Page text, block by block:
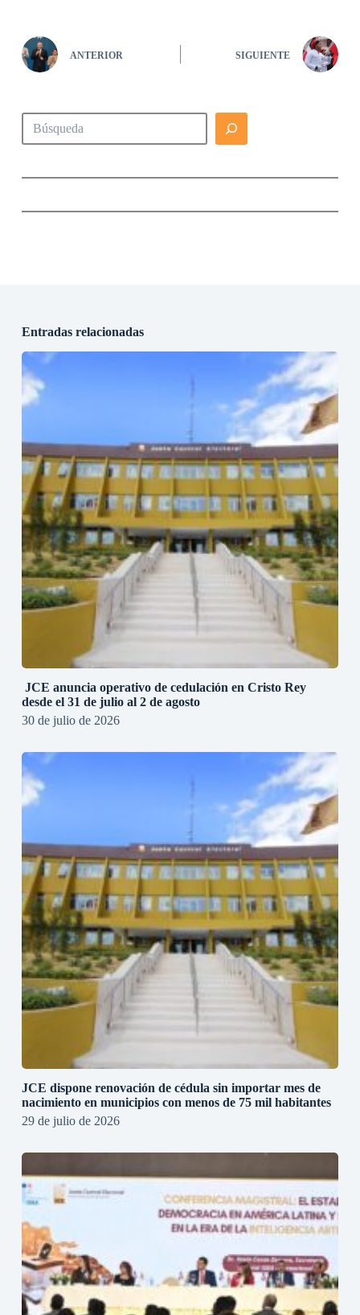
ANTERIOR SIGUIENTE
Buscar
Entradas relacionadas
JCE anuncia operativo de cedulación en Cristo Rey
desde el 31 de julio al 2 de agosto
30 de julio de 2026
JCE dispone renovación de cédula sin importar mes de
nacimiento en municipios con menos de 75 mil habitantes
29 de julio de 2026